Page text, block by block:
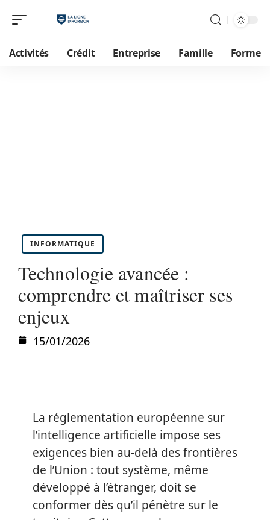
Activités Crédit Entreprise Famille Forme
INFORMATIQUE
Technologie avancée :
comprendre et maîtriser ses
enjeux
15/01/2026
La réglementation européenne sur
l’intelligence artificielle impose ses
exigences bien au-delà des frontières
de l’Union : tout système, même
développé à l’étranger, doit se
conformer dès qu’il pénètre sur le